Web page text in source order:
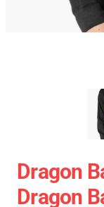
Dragon
Dragon